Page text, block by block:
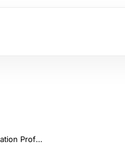
Photographe de Bijoux : Comment Débloquer une Présentation Professionnelle en 2026